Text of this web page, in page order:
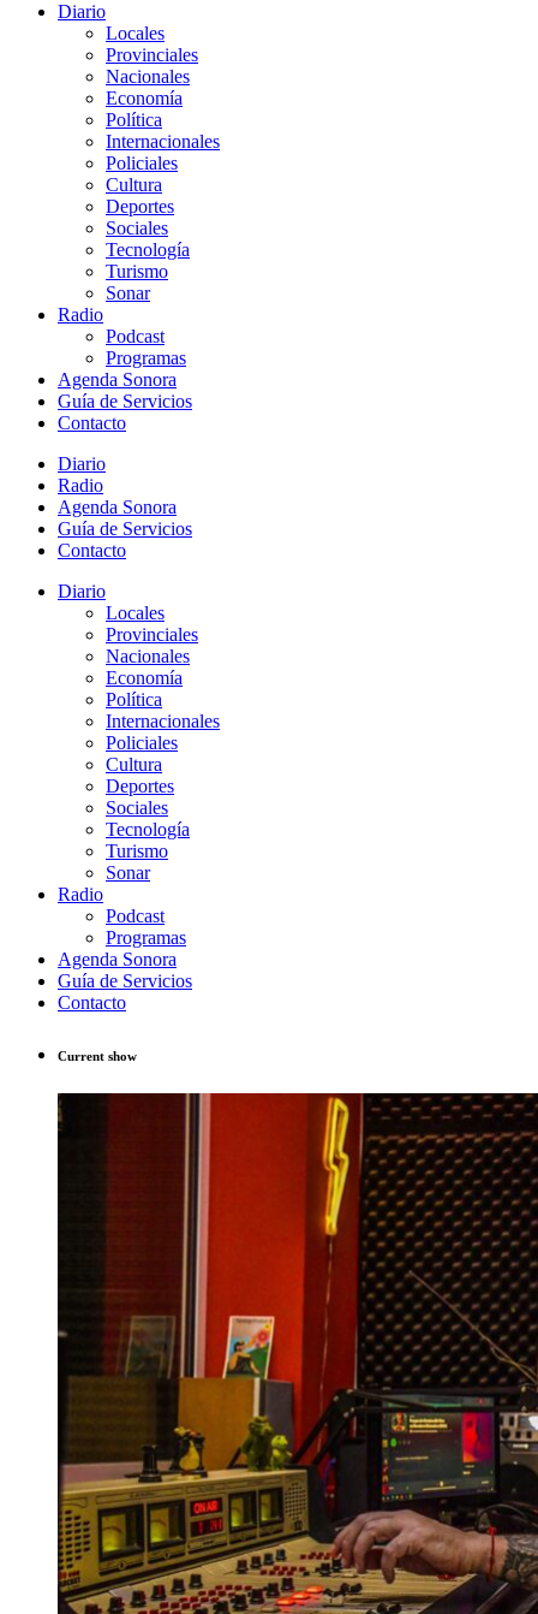
Diario
Locales
Provinciales
Nacionales
Economía
Política
Internacionales
Policiales
Cultura
Deportes
Sociales
Tecnología
Turismo
Sonar
Radio
Podcast
Programas
Agenda Sonora
Guía de Servicios
Contacto
Diario
Radio
Agenda Sonora
Guía de Servicios
Contacto
Diario
Locales
Provinciales
Nacionales
Economía
Política
Internacionales
Policiales
Cultura
Deportes
Sociales
Tecnología
Turismo
Sonar
Radio
Podcast
Programas
Agenda Sonora
Guía de Servicios
Contacto
Current show